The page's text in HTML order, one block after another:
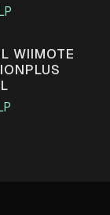
WIIMOTE